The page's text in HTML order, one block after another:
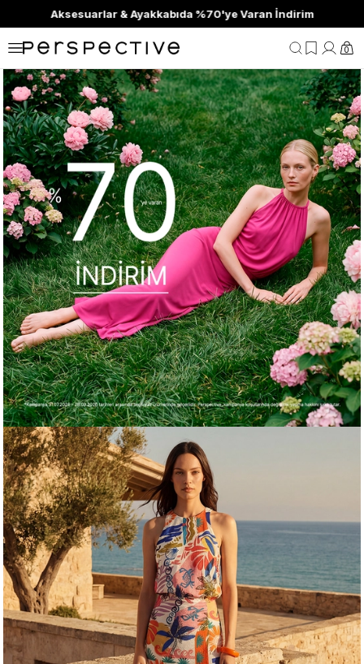
Aksesuarlar & Ayakkabıda %70'ye Varan İndirim
0